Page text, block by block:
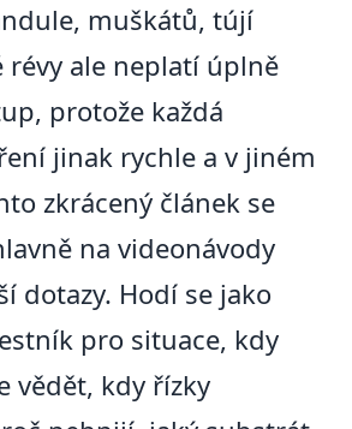
muškátů, tújí
révy ale neplatí úplně
protože každá
jinak rychle a v jiném
zkrácený článek se
na videonávody
dotazy. Hodí se jako
pro situace, kdy
vědět, kdy řízky